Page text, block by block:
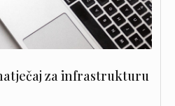
za infrastrukturu